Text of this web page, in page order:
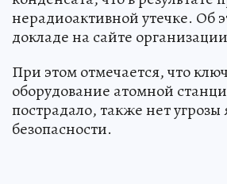
нерадиоактивной утечке. Об
докладе на сайте
При этом отмечается, что
оборудование атомной
пострадало, также нет
безопасности.